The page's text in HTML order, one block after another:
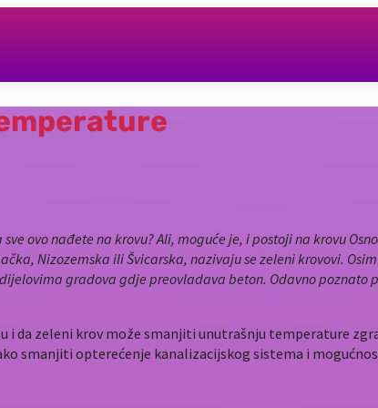
ovo nađete na krovu? Ali, moguće je, i postoji na krovu
Nizozemska ili Švicarska, nazivaju se zeleni krovovi.
gradova gdje preovladava beton. Odavno poznato
da zeleni krov može smanjiti unutrašnju temperature
smanjiti opterećenje kanalizacijskog sistema i